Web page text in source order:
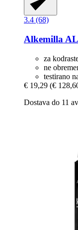
3.4 (68)
Alkemilla
za
ne
testirano
€ 19,29 (€
Dostava do 11